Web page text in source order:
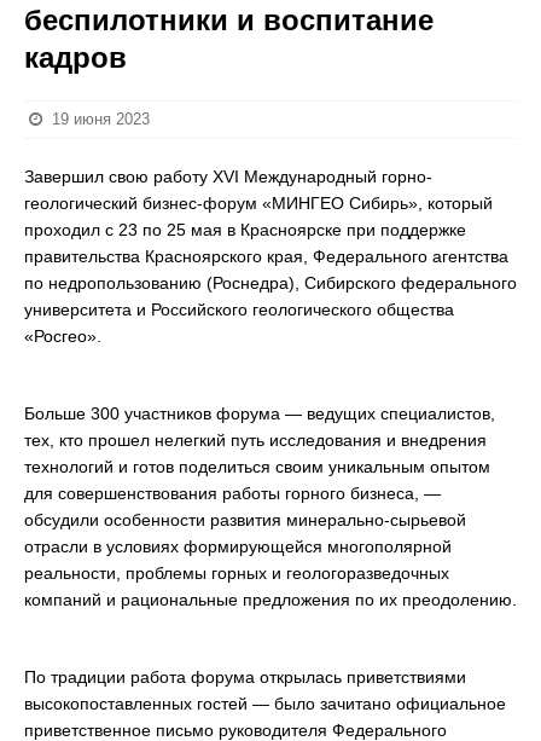
беспилотники и воспитание
кадров
19 июня 2023
Завершил свою работу XVI Международный горно-
геологический бизнес-форум «МИНГЕО Сибирь», который
проходил с 23 по 25 мая в Красноярске при поддержке
правительства Красноярского края, Федерального агентства
по недропользованию (Роснедра), Сибирского федерального
университета и Российского геологического общества
«Росгео».
Больше 300 участников форума — ведущих специалистов,
тех, кто прошел нелегкий путь исследования и внедрения
технологий и готов поделиться своим уникальным опытом
для совершенствования работы горного бизнеса, —
обсудили особенности развития минерально-сырьевой
отрасли в условиях формирующейся многополярной
реальности, проблемы горных и геологоразведочных
компаний и рациональные предложения по их преодолению.
По традиции работа форума открылась приветствиями
высокопоставленных гостей — было зачитано официальное
приветственное письмо руководителя Федерального